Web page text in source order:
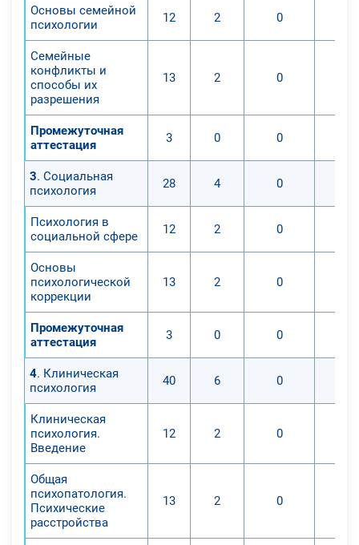
поможет приобрести незаменимые
Основы семейной
психологии
12 2 0
Семейные
конфликты и
способы их
разрешения
13 2 0
Промежуточная
аттестация
3 0 0
3. Социальная
психология
28 4 0
Психология в
социальной сфере
12 2 0
Основы
психологической
коррекции
13 2 0
Промежуточная
аттестация
3 0 0
4. Клиническая
психология
40 6 0
Клиническая
психология.
Введение
12 2 0
Общая
психопатология.
Психические
расстройства
13 2 0